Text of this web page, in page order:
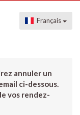
Français
annuler un
ci-dessous.
vos rendez-